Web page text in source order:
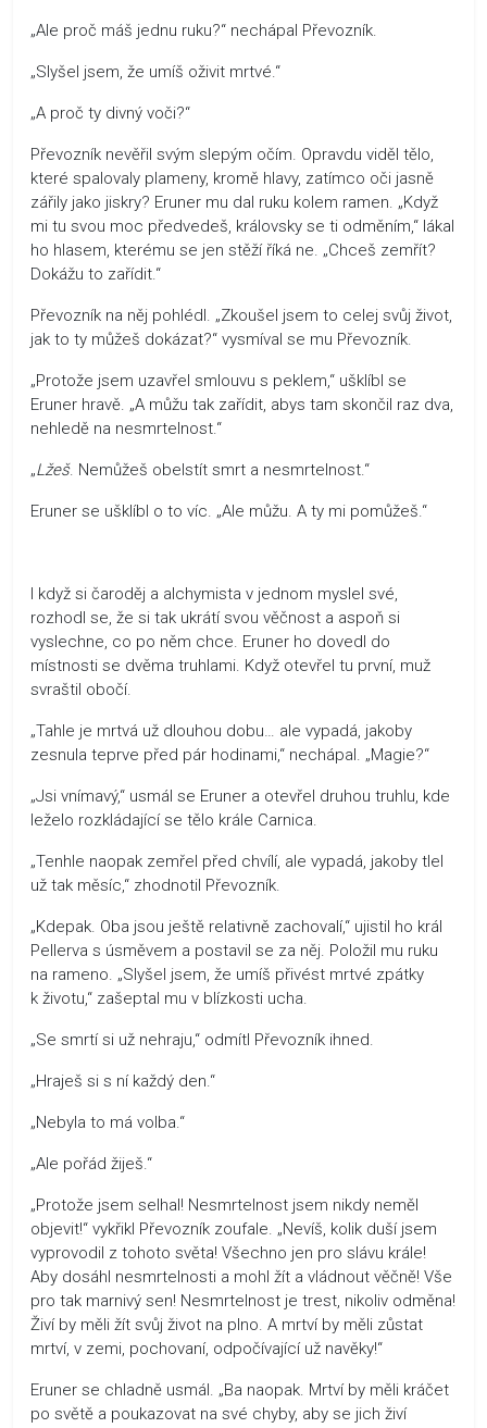
„Ale proč máš jednu ruku?“ nechápal Převozník.
„Slyšel jsem, že umíš oživit mrtvé.“
„A proč ty divný voči?“
Převozník nevěřil svým slepým očím. Opravdu viděl tělo,
které spalovaly plameny, kromě hlavy, zatímco oči jasně
zářily jako jiskry? Eruner mu dal ruku kolem ramen. „Když
mi tu svou moc předvedeš, královsky se ti odměním,“ lákal
ho hlasem, kterému se jen stěží říká ne. „Chceš zemřít?
Dokážu to zařídit.“
Převozník na něj pohlédl. „Zkoušel jsem to celej svůj život,
jak to ty můžeš dokázat?“ vysmíval se mu Převozník.
„Protože jsem uzavřel smlouvu s peklem,“ ušklíbl se
Eruner hravě. „A můžu tak zařídit, abys tam skončil raz dva,
nehledě na nesmrtelnost.“
„Lžeš. Nemůžeš obelstít smrt a nesmrtelnost.“
Eruner se ušklíbl o to víc. „Ale můžu. A ty mi pomůžeš.“
I když si čaroděj a alchymista v jednom myslel své,
rozhodl se, že si tak ukrátí svou věčnost a aspoň si
vyslechne, co po něm chce. Eruner ho dovedl do
místnosti se dvěma truhlami. Když otevřel tu první, muž
svraštil obočí.
„Tahle je mrtvá už dlouhou dobu… ale vypadá, jakoby
zesnula teprve před pár hodinami,“ nechápal. „Magie?“
„Jsi vnímavý,“ usmál se Eruner a otevřel druhou truhlu, kde
leželo rozkládající se tělo krále Carnica.
„Tenhle naopak zemřel před chvílí, ale vypadá, jakoby tlel
už tak měsíc,“ zhodnotil Převozník.
„Kdepak. Oba jsou ještě relativně zachovalí,“ ujistil ho král
Pellerva s úsměvem a postavil se za něj. Položil mu ruku
na rameno. „Slyšel jsem, že umíš přivést mrtvé zpátky
k životu,“ zašeptal mu v blízkosti ucha.
„Se smrtí si už nehraju,“ odmítl Převozník ihned.
„Hraješ si s ní každý den.“
„Nebyla to má volba.“
„Ale pořád žiješ.“
„Protože jsem selhal! Nesmrtelnost jsem nikdy neměl
objevit!“ vykřikl Převozník zoufale. „Nevíš, kolik duší jsem
vyprovodil z tohoto světa! Všechno jen pro slávu krále!
Aby dosáhl nesmrtelnosti a mohl žít a vládnout věčně! Vše
pro tak marnivý sen! Nesmrtelnost je trest, nikoliv odměna!
Živí by měli žít svůj život na plno. A mrtví by měli zůstat
mrtví, v zemi, pochovaní, odpočívající už navěky!“
Eruner se chladně usmál. „Ba naopak. Mrtví by měli kráčet
po světě a poukazovat na své chyby, aby se jich živí